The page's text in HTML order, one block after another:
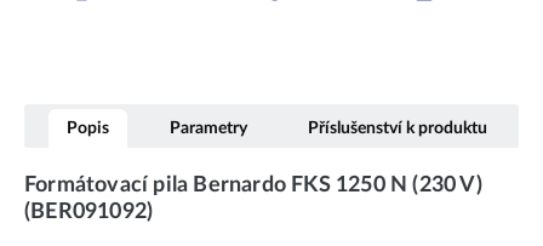
Popis Parametry Příslušenství k produktu
Formátovací pila Bernardo FKS 1250 N (230 V)
(BER091092)